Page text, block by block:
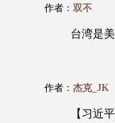
作者： 双不
台湾是
作者： 杰克_JK
【习近